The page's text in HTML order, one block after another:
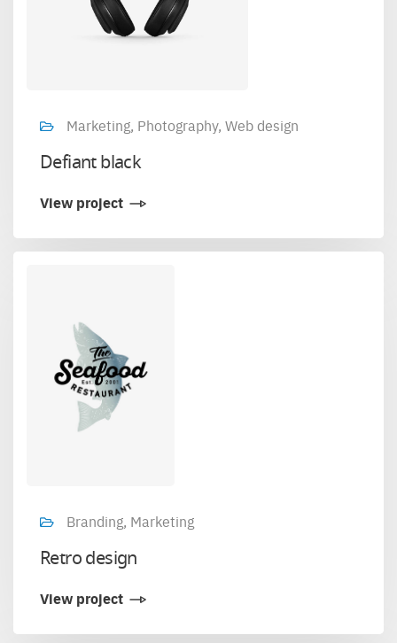
Marketing, Photography, Web design
Defiant black
View project
Branding, Marketing
Retro design
View project